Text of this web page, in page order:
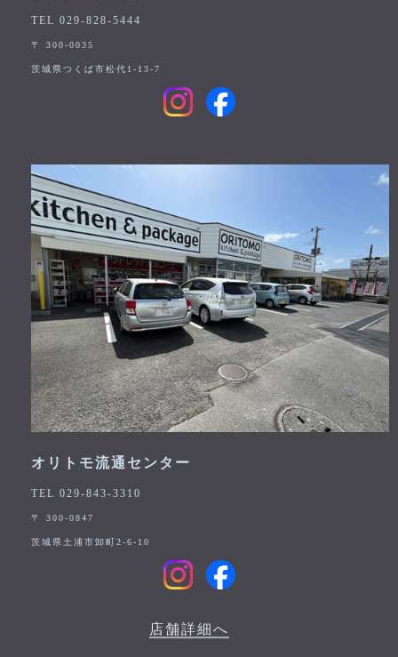
TEL 029-828-5444
〒 300-0035
茨城県つくば市松代1-13-7
オリトモ流通センター
TEL 029-843-3310
〒 300-0847
茨城県土浦市卸町2-6-10
店舗詳細へ